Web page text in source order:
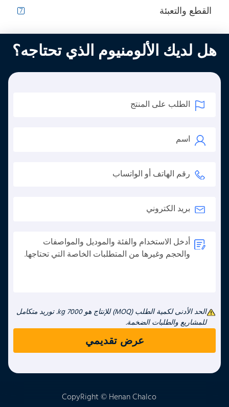
القطع والتعبئة
هل لديك الألومنيوم الذي تحتاجه؟
الحد الأدنى لكمية الطلب (MOQ) للإنتاج هو 7000 kg. توريد متكامل
للمشاريع والطلبات الضخمة.
CopyRight © Henan Chalco